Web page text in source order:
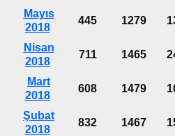
Mayıs
2018
445 1279
Nisan
2018
711 1465
Mart
2018
608 1479
Şubat
2018
832 1467